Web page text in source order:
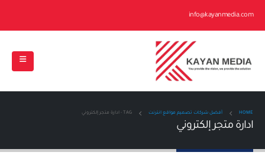
info@kayanmedia.com
HOME أفضل شركات تصميم مواقع انترنت TAG - ادارة متجر إلكتروني
ادارة متجر إلكتروني